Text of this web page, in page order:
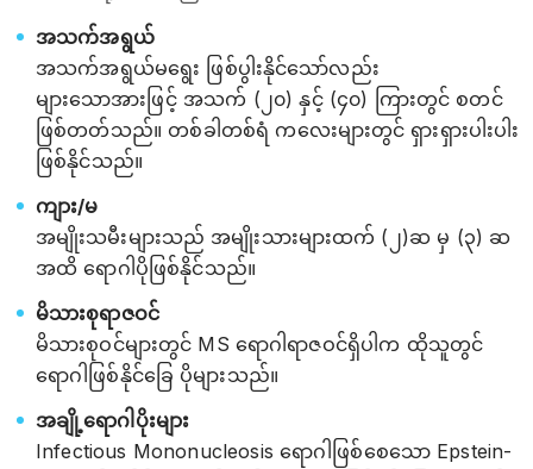
အသက်အရွယ်
အသက်အရွယ်မရွေး ဖြစ်ပွါးနိုင်သော်လည်း
များသောအားဖြင့် အသက် (၂၀) နှင့် (၄၀) ကြားတွင် စတင်
ဖြစ်တတ်သည်။ တစ်ခါတစ်ရံ ကလေးများတွင် ရှားရှားပါးပါး
ဖြစ်နိုင်သည်။
ကျား/မ
အမျိုးသမီးများသည် အမျိုးသားများထက် (၂)ဆ မှ (၃) ဆ
အထိ ရောဂါပိုဖြစ်နိုင်သည်။
မိသားစုရာဇဝင်
မိသားစုဝင်များတွင် MS ရောဂါရာဇဝင်ရှိပါက ထိုသူတွင်
ရောဂါဖြစ်နိုင်ခြေ ပိုများသည်။
အချို့ရောဂါပိုးများ
Infectious Mononucleosis ရောဂါဖြစ်စေသော Epstein-